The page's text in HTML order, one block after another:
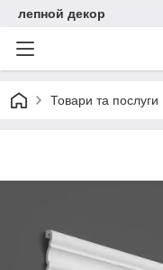
лепной декор
Товари та послуги